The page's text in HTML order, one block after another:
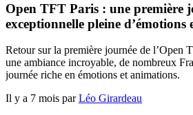
Open TFT Paris : une première
exceptionnelle pleine d’émotions
Retour sur la première journée de l’Open
une ambiance incroyable, de nombreux
journée riche en émotions et animations.
Il y a 7 mois parLéo Girardeau